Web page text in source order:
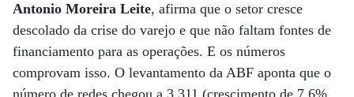
Antonio Moreira Leite, afirma que o setor cresce
descolado da crise do varejo e que não faltam fontes de
financiamento para as operações. E os números
comprovam isso. O levantamento da ABF aponta que o
número de redes chegou a 3.311 (crescimento de 7,6%